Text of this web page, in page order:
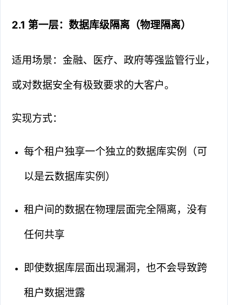
2.1 第一层：数据库级隔离（物理隔离）
适用场景：金融、医疗、政府等强监管行业，
或对数据安全有极致要求的大客户。
实现方式：
每个租户独享一个独立的数据库实例（可
以是云数据库实例）
租户间的数据在物理层面完全隔离，没有
任何共享
即使数据库层面出现漏洞，也不会导致跨
租户数据泄露